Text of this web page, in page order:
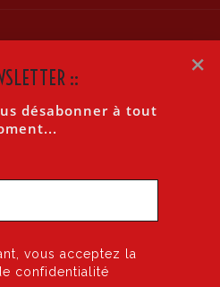
N°1057 DU 6 JUIN 2018
La lettre internet n°1057 du 6 juin 2018
×
::
désabonner à tout
vous acceptez la
confidentialité